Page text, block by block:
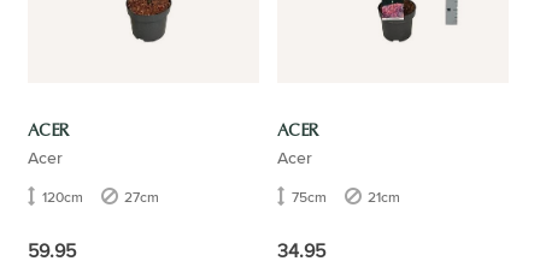
ACER
Acer
120cm 27cm
59.95
ACER
Acer
75cm 21cm
34.95